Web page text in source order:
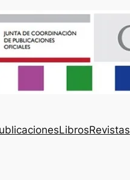
LibrosRevistas